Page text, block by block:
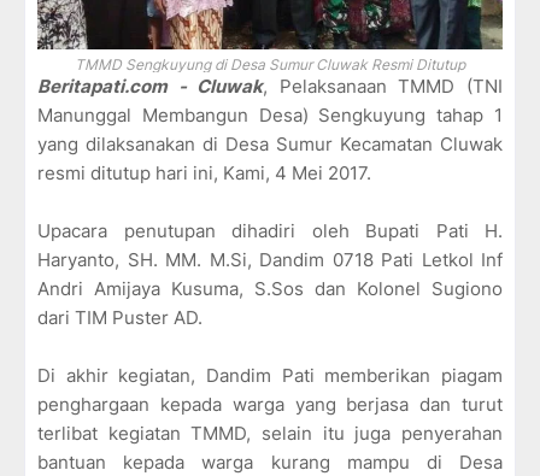
TMMD Sengkuyung di Desa Sumur Cluwak Resmi Ditutup
Beritapati.com - Cluwak, Pelaksanaan TMMD (TNI
Manunggal Membangun Desa) Sengkuyung tahap 1
yang dilaksanakan di Desa Sumur Kecamatan Cluwak
resmi ditutup hari ini, Kami, 4 Mei 2017.
Upacara penutupan dihadiri oleh Bupati Pati H.
Haryanto, SH. MM. M.Si, Dandim 0718 Pati Letkol Inf
Andri Amijaya Kusuma, S.Sos dan Kolonel Sugiono
dari TIM Puster AD.
Di akhir kegiatan, Dandim Pati memberikan piagam
penghargaan kepada warga yang berjasa dan turut
terlibat kegiatan TMMD, selain itu juga penyerahan
bantuan kepada warga kurang mampu di Desa